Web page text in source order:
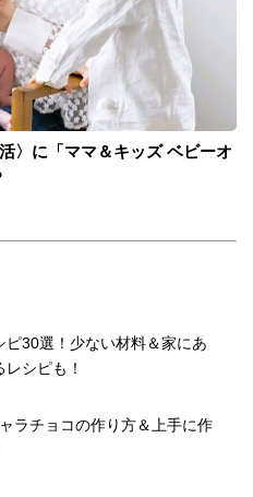
〉に「ママ＆キッズ ベビーオ
ピ30選！少ない材料＆家にあ
シピも！
ラチョコの作り方＆上手に作